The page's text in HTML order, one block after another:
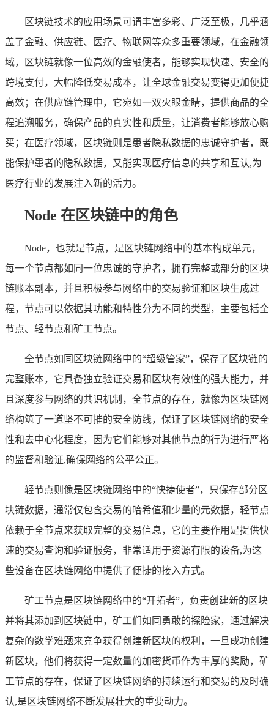
区块链技术的应用场景可谓丰富多彩、广泛至极，几乎涵
盖了金融、供应链、医疗、物联网等众多重要领域，在金融领
域，区块链就像一位高效的金融使者，能够实现快速、安全的
跨境支付，大幅降低交易成本，让全球金融交易变得更加便捷
高效；在供应链管理中，它宛如一双火眼金睛，提供商品的全
程追溯服务，确保产品的真实性和质量，让消费者能够放心购
买；在医疗领域，区块链则是患者隐私数据的忠诚守护者，既
能保护患者的隐私数据，又能实现医疗信息的共享和互认,为
医疗行业的发展注入新的活力。
Node 在区块链中的角色
Node，也就是节点，是区块链网络中的基本构成单元，
每一个节点都如同一位忠诚的守护者，拥有完整或部分的区块
链账本副本，并且积极参与网络中的交易验证和区块生成过
程，节点可以依据其功能和特性分为不同的类型，主要包括全
节点、轻节点和矿工节点。
全节点如同区块链网络中的“超级管家”，保存了区块链的
完整账本，它具备独立验证交易和区块有效性的强大能力，并
且深度参与网络的共识机制，全节点的存在，就像为区块链网
络构筑了一道坚不可摧的安全防线，保证了区块链网络的安全
性和去中心化程度，因为它们能够对其他节点的行为进行严格
的监督和验证,确保网络的公平公正。
轻节点则像是区块链网络中的“快捷使者”，只保存部分区
块链数据，通常仅包含交易的哈希值和少量的元数据，轻节点
依赖于全节点来获取完整的交易信息，它的主要作用是提供快
速的交易查询和验证服务，非常适用于资源有限的设备,为这
些设备在区块链网络中提供了便捷的接入方式。
矿工节点是区块链网络中的“开拓者”，负责创建新的区块
并将其添加到区块链中，矿工们如同勇敢的探险家，通过解决
复杂的数学难题来竞争获得创建新区块的权利，一旦成功创建
新区块，他们将获得一定数量的加密货币作为丰厚的奖励，矿
工节点的存在，保证了区块链网络的持续运行和交易的及时确
认,是区块链网络不断发展壮大的重要动力。